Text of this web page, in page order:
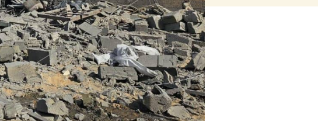
Voorbereiding op rampen
Humanitair oorlogsrecht
Bekijk alles